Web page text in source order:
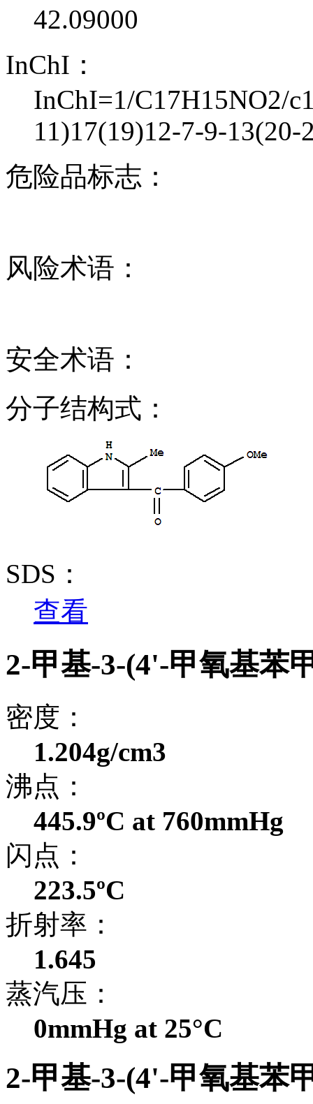
42.09000
InChI：
InChI=1/C17H15NO2/
11)17(19)12-7-9-
危险品标志：
风险术语：
安全术语：
分子结构式：
SDS：
查看
2-甲基-3-(4'-甲氧基苯
密度：
1.204g/cm3
沸点：
445.9ºC at 760mmHg
闪点：
223.5ºC
折射率：
1.645
蒸汽压：
0mmHg at 25°C
2-甲基-3-(4'-甲氧基苯